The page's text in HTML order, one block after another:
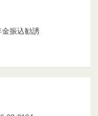
振込勧誘